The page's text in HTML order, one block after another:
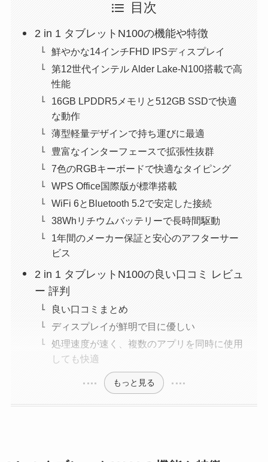
目次
2 in 1 タブレットN100の機能や特徴
鮮やかな14インチFHD IPSディスプレイ
第12世代インテル Alder Lake-N100搭載で高
性能
16GB LPDDR5メモリと512GB SSDで快適
な動作
薄型軽量デザインで持ち運びに最適
豊富なインターフェースで拡張性抜群
7色のRGBキーボードで快適なタイピング
WPS Office国際版が標準搭載
WiFi 6とBluetooth 5.2で安定した接続
38Whリチウムバッテリーで長時間駆動
1年間のメーカー保証と安心のアフターサー
ビス
2 in 1 タブレットN100の良い口コミ レビュ
ー 評判
良い口コミまとめ
ディスプレイが鮮明で目に優しい
処理速度が速く、複数のアプリを同時に使用
しても快適
もっと見る